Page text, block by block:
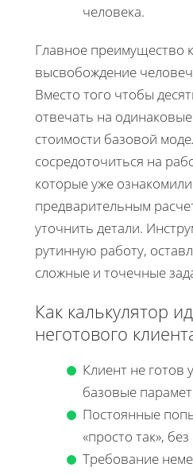
человека.
Главное преимущество
высвобождение
Вместо того чтобы
отвечать на
стоимости базовой
сосредоточиться на
которые уже
предварительным
уточнить детали.
рутинную работу,
сложные и точечные
Как калькулятор
неготового
Клиент не готов
базовые
Постоянные
«просто так»,
Требование